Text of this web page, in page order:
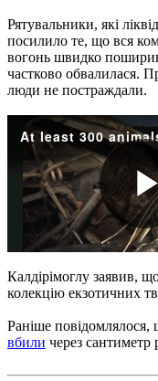
Рятувальники, які
посилило те, що вся
вогонь швидко
частково обвалилася.
люди не постраждали.
Калдірімоглу заявив,
колекцію екзотичних
Раніше повідомлялося,
вбили через сантиметр